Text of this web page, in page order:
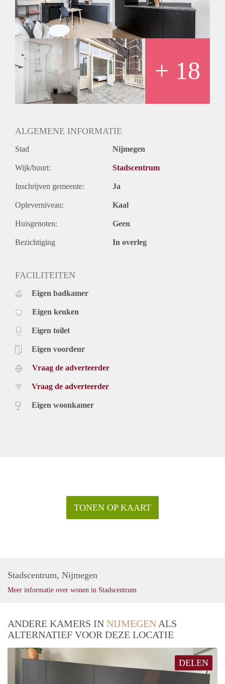
Kronenburgersingel is located in the City Center area.
The house is easily accessible with many amenities nearby.
Situated within walking distance of the center of Nijmegen,
walking distance from a supermarket and walking distance
from a train station. In addition, the nearest exit road in the
vicinity is only an 8-minute drive away.
+ 18
ALGEMENE INFORMATIE
Stad Nijmegen
Wijk/buurt: Stadscentrum
Inschrijven gemeente: Ja
Opleverniveau: Kaal
Huisgenoten: Geen
Bezichtiging In overleg
FACILITEITEN
Eigen badkamer
Eigen keuken
Eigen toilet
Eigen voordeur
Vraag de adverteerder
Vraag de adverteerder
Eigen woonkamer
TONEN OP KAART
Stadscentrum, Nijmegen
Meer informatie over wonen in Stadscentrum
ANDERE KAMERS IN NIJMEGEN ALS
ALTERNATIEF VOOR DEZE LOCATIE
DELEN